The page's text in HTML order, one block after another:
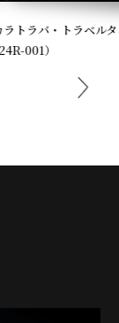
ルタイム